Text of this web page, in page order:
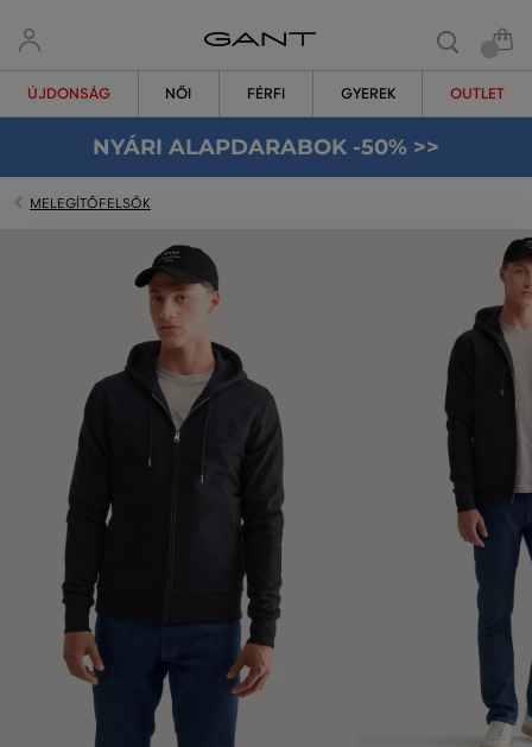
ÚJDONSÁG NŐI FÉRFI GYEREK OUTLET
NYÁRI ALAPDARABOK -50% >>
MELEGÍTŐFELSŐK